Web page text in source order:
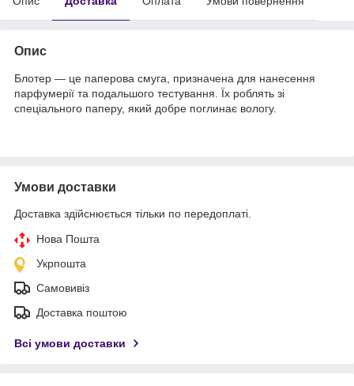
Опис
Блотер — це паперова смуга, призначена для нанесення
парфумерії та подальшого тестування. Їх роблять зі
спеціального паперу, який добре поглинає вологу.
Умови доставки
Доставка здійснюється тільки по передоплаті.
Нова Пошта
Укрпошта
Самовивіз
Доставка поштою
Всі умови доставки